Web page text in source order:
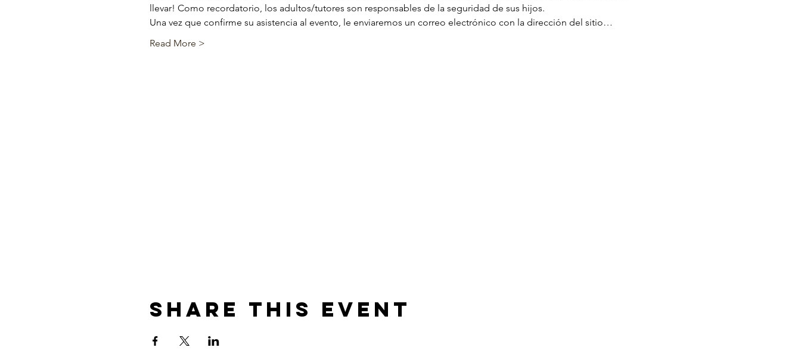
llevar! Como recordatorio, los adultos/tutores son responsables de la seguridad de sus hijos.
Una vez que confirme su asistencia al evento, le enviaremos un correo electrónico con la dirección del sitio…
Read More >
Share This Event